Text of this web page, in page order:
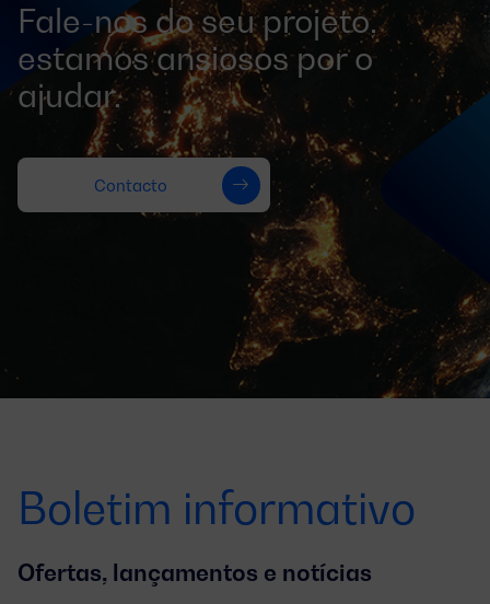
Fale-nos do seu projeto,
estamos ansiosos por o
ajudar.
Contacto
Boletim informativo
Ofertas, lançamentos e notícias